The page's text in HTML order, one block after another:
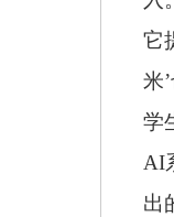
它
米
学
AI
出